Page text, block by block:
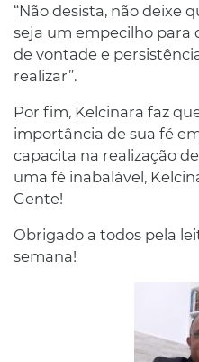
“Não desista, não deixe
seja um empecilho para
de vontade e
realizar”.
Por fim, Kelcinara faz
importância de sua fé
capacita na realização
uma fé inabalável,
Gente!
Obrigado a todos pela
semana!